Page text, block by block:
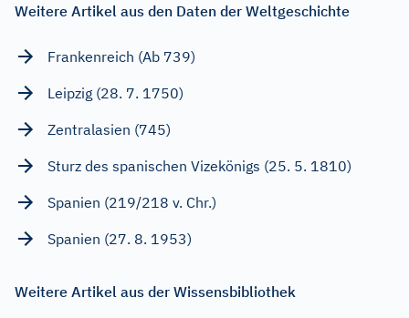
Weitere Artikel aus den Daten der Weltgeschichte
Frankenreich (Ab 739)
Leipzig (28. 7. 1750)
Zentralasien (745)
Sturz des spanischen Vizekönigs (25. 5. 1810)
Spanien (219/218 v. Chr.)
Spanien (27. 8. 1953)
Weitere Artikel aus der Wissensbibliothek